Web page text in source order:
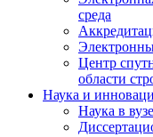
среда
Центр
области
Наука и
Наука в вузе